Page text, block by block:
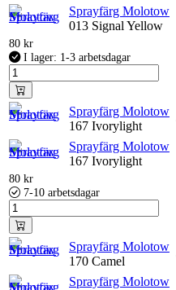
Sprayfärg Molotow
013 Signal Yellow
80 kr
I lager: 1-3 arbetsdagar
Sprayfärg Molotow
167 Ivorylight
Sprayfärg Molotow
167 Ivorylight
80 kr
7-10 arbetsdagar
Sprayfärg Molotow
170 Camel
Sprayfärg Molotow